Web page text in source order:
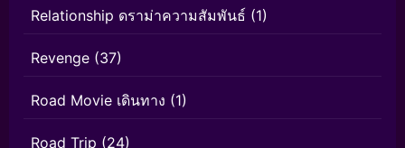
Relationship ดราม่าความสัมพันธ์ (1)
Revenge (37)
Road Movie เดินทาง (1)
Road Trip (24)